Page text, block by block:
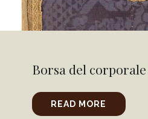
Borsa del
READ MORE